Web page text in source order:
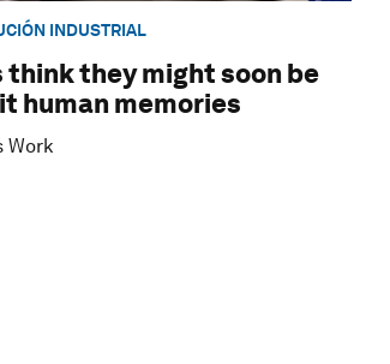
INDUSTRIAL
they might soon be
human memories
Work